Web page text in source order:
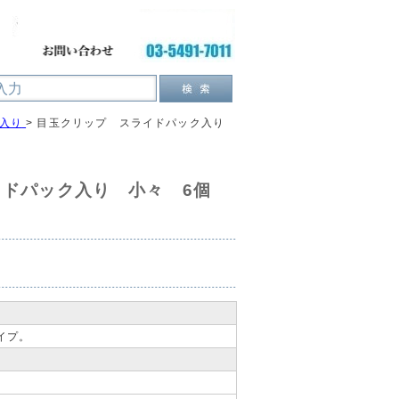
り > 目玉クリップ スライドパック入り
ドパック入り 小々 6個
プ。